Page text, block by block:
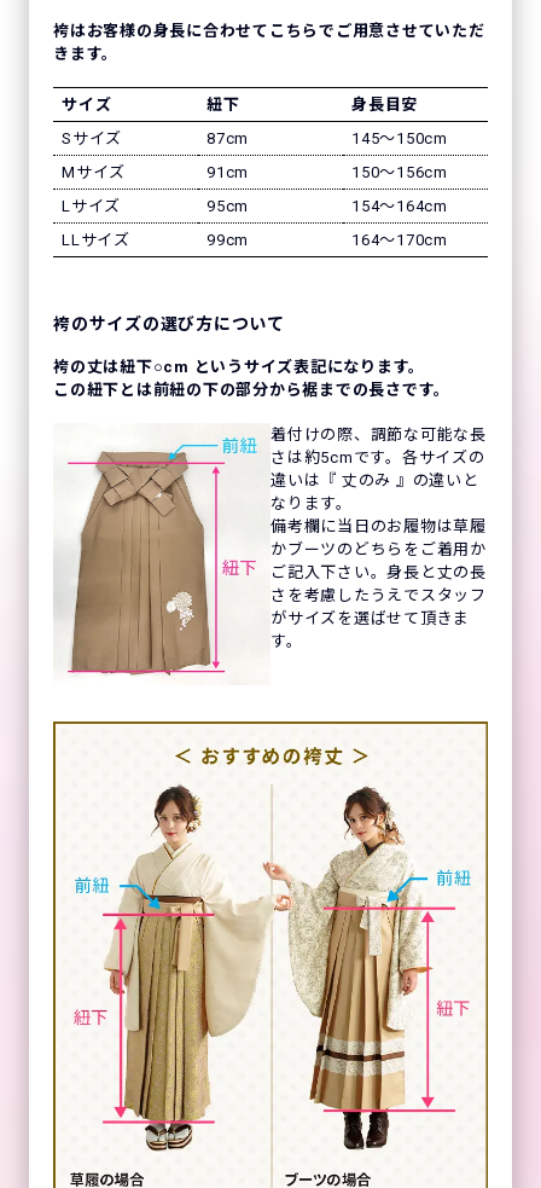
袴はお客様の身長に合わせてこちらでご用意させていただ
きます。
サイズ 紐下
身長目安
Sサイズ
87cm
145〜150cm
Mサイズ
91cm
150〜156cm
Lサイズ
95cm
154〜164cm
LLサイズ
99cm 164〜170cm
袴のサイズの選び方について
袴の丈は紐下○cm というサイズ表記になります。
この紐下とは前紐の下の部分から裾までの長さです。
着付けの際、調節な可能な長
さは約5cmです。各サイズの
違いは『 丈のみ 』の違いと
なります。
備考欄に当日のお履物は草履
かブーツのどちらをご着用か
ご記入下さい。身長と丈の長
さを考慮したうえでスタッフ
がサイズを選ばせて頂きま
す。